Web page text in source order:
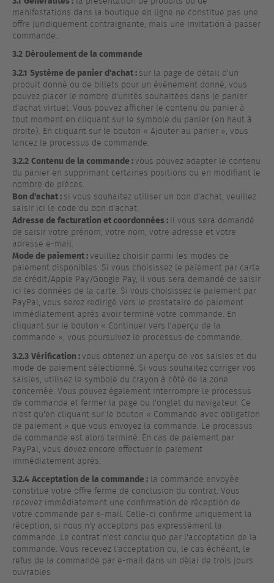
manifestations dans la boutique en ligne ne constitue pas une
offre juridiquement contraignante, mais une invitation à passer
commande..
3.2 Déroulement de la commande
3.2.1 Système de panier d'achat : sur la page de détail d'un
produit donné ou de billets pour un événement donné, vous
pouvez placer le nombre d'unités souhaitées dans le panier
d'achat virtuel. Vous pouvez afficher le contenu du panier à
tout moment en cliquant sur le symbole du panier (en haut à
droite). En cliquant sur le bouton « Ajouter au panier », vous
lancez le processus de commande.
3.2.2Contenu de la commande :vous pouvez adapter le contenu
du panier en supprimant certaines positions ou en modifiant le
nombre de pièces.
Bon d'achat : si vous souhaitez utiliser un bon d'achat, veuillez
saisir ici le code du bon d'achat.
Adresse de facturation et coordonnées : il vous sera demandé
de saisir votre prénom, votre nom, votre adresse et votre
adresse e-mail.
Mode de paiement :veuillez choisir parmi les modes de
paiement disponibles. Si vous choisissez le paiement par carte
de crédit/Apple Pay/Google Pay, il vous sera demandé de saisir
ici les données de la carte. Si vous choisissez le paiement par
PayPal, vous serez redirigé vers le prestataire de paiement
immédiatement après avoir terminé votre commande. En
cliquant sur le bouton « Continuer vers l'aperçu de la
commande », vous poursuivez le processus de commande.
3.2.3Vérification :vous obtenez un aperçu de vos saisies et du
mode de paiement sélectionné. Si vous souhaitez corriger vos
saisies, utilisez le symbole du crayon à côté de la zone
concernée. Vous pouvez également interrompre le processus
de commande et fermer la page ou l'onglet du navigateur. Ce
n'est qu'en cliquant sur le bouton « Commande avec obligation
de paiement » que vous envoyez la commande. Le processus
de commande est alors terminé. En cas de paiement par
PayPal, vous devez encore effectuer le paiement
immédiatement après.
3.2.4Acceptation de la commande : la commande envoyée
constitue votre offre ferme de conclusion du contrat. Vous
recevez immédiatement une confirmation de réception de
votre commande par e-mail. Celle-ci confirme uniquement la
réception, si nous n'y acceptons pas expressément la
commande. Le contrat n'est conclu que par l'acceptation de la
commande. Vous recevez l'acceptation ou, le cas échéant, le
refus de la commande par e-mail dans un délai de trois jours
ouvrables